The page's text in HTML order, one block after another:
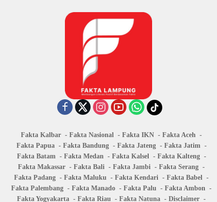
Fakta Kalbar Fakta Nasional Fakta IKN
Fakta Aceh
Fakta Papua
Fakta Bandung Fakta Jateng
Fakta Jatim
Fakta Batam
Fakta Medan Fakta Kalsel
Fakta Kalteng
Fakta Makassar
Fakta Bali Fakta Jambi
Fakta Serang
Fakta Padang
Fakta Maluku Fakta Kendari
Fakta Babel
Fakta Palembang
Fakta Manado Fakta Palu
Fakta Ambon
Fakta Yogyakarta
Fakta Riau Fakta Natuna Disclaimer